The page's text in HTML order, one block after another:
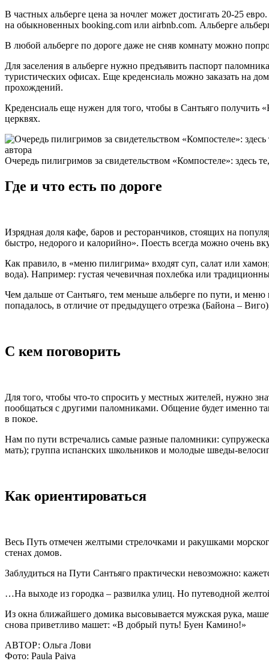
В частных альберге цена за ночлег может достигать 20-25
на обыкновенных booking.com или airbnb.com. Альберге
В любой альберге по дороге даже не сняв комнату можно
Для заселения в альберге нужно предъявить паспорт
туристических офисах. Еще креденсиаль можно заказать на
прохождений.
Креденсиаль еще нужен для того, чтобы в Сантьяго получить
церквях.
Очередь пилигримов за свидетельством «Компостеле»: здесь
Где и что есть по дороге
Изрядная доля кафе, баров и ресторанчиков, стоящих на
быстро, недорого и калорийно». Поесть всегда можно очень
Как правило, в «меню пилигрима» входят суп, салат или
вода). Например: густая чечевичная похлебка или
Чем дальше от Сантьяго, тем меньше альберге по пути, и
попадалось, в отличие от предыдущего отрезка (Байона –
С кем поговорить
Для того, чтобы что-то спросить у местных жителей, нужно
пообщаться с другими паломниками. Общение будет именно
в покое.
Нам по пути встречались самые разные паломники:
мать); группа испанских школьников и молодые шведы-
Как ориентироваться
Весь Путь отмечен желтыми стрелочками и ракушками
стенах домов.
Заблудиться на Пути Сантьяго практически невозможно:
…На выходе из городка – развилка улиц. Но путеводной
Из окна ближайшего домика высовывается мужская рука,
снова приветливо машет: «В добрый путь! Буен Камино!»
АВТОР: Ольга Лови
Фото: Paula Paiva